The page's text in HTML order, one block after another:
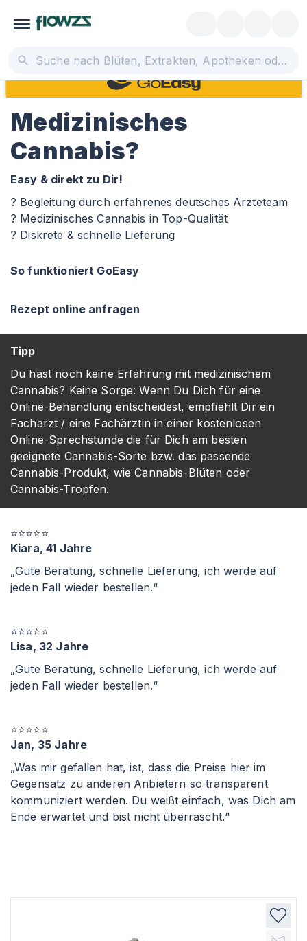
Medizinisches
Cannabis?
Easy & direkt zu Dir!
? Begleitung durch erfahrenes deutsches Ärzteteam
? Medizinisches Cannabis in Top-Qualität
? Diskrete & schnelle Lieferung
So funktioniert GoEasy
Rezept online anfragen
Tipp
Du hast noch keine Erfahrung mit medizinischem
Cannabis? Keine Sorge: Wenn Du Dich für eine
Online-Behandlung entscheidest, empfiehlt Dir ein
Facharzt / eine Fachärztin in einer kostenlosen
Online-Sprechstunde die für Dich am besten
geeignete Cannabis-Sorte bzw. das passende
Cannabis-Produkt, wie Cannabis-Blüten oder
Cannabis-Tropfen.
⭐⭐⭐⭐⭐
Kiara, 41 Jahre
„Gute Beratung, schnelle Lieferung, ich werde auf
jeden Fall wieder bestellen.“
⭐⭐⭐⭐⭐
Lisa, 32 Jahre
„Gute Beratung, schnelle Lieferung, ich werde auf
jeden Fall wieder bestellen.“
⭐⭐⭐⭐⭐
Jan, 35 Jahre
„Was mir gefallen hat, ist, dass die Preise hier im
Gegensatz zu anderen Anbietern so transparent
kommuniziert werden. Du weißt einfach, was Dich am
Ende erwartet und bist nicht überrascht.“